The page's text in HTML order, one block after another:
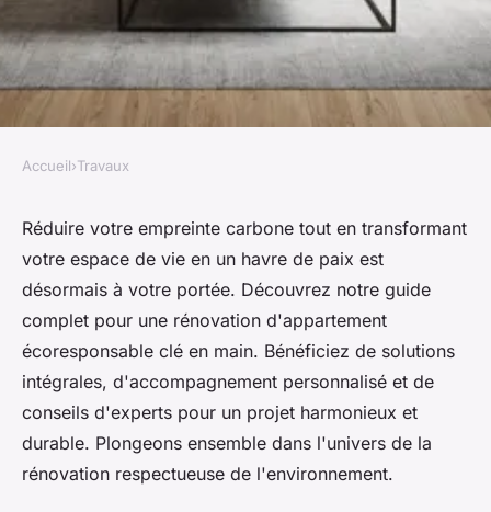
Rénovation appartement
écoresponsable : votre projet
clé en main
Edouard•21 septembre 2024•4 min de lecture
Accueil›Travaux
Réduire votre empreinte carbone tout en transformant
votre espace de vie en un havre de paix est
désormais à votre portée. Découvrez notre guide
complet pour une rénovation d'appartement
écoresponsable clé en main. Bénéficiez de solutions
intégrales, d'accompagnement personnalisé et de
conseils d'experts pour un projet harmonieux et
durable. Plongeons ensemble dans l'univers de la
rénovation respectueuse de l'environnement.